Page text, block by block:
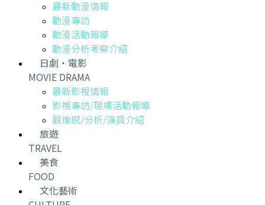
最新動漫情報
動漫專訪
動漫活動報導
動漫分析考察介紹
日劇・電影
MOVIE DRAMA
最新影視情報
影視專訪/現場活動報導
觀後感/分析/演員介紹
旅遊
TRAVEL
美食
FOOD
文化藝術